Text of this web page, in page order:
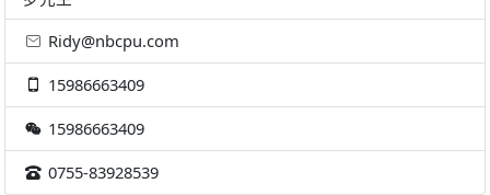
Ridy@nbcpu.com
15986663409
15986663409
0755-83928539